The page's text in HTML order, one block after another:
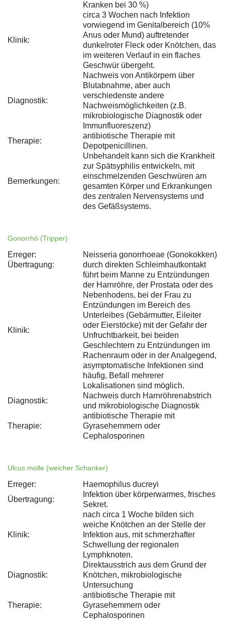
Kranken bei 30 %)
Klinik:
circa 3 Wochen nach Infektion
vorwiegend im Genitalbereich (10%
Anus oder Mund) auftretender
dunkelroter Fleck oder Knötchen, das
im weiteren Verlauf in ein flaches
Geschwür übergeht.
Diagnostik:
Nachweis von Antikörpern über
Blutabnahme, aber auch
verschiedenste andere
Nachweismöglichkeiten (z.B.
mikrobiologische Diagnostik oder
Immunfluoreszenz)
Therapie:
antibiotische Therapie mit
Depotpenicillinen.
Bemerkungen:
Unbehandelt kann sich die Krankheit
zur Spätsyphilis entwickeln, mit
einschmelzenden Geschwüren am
gesamten Körper und Erkrankungen
des zentralen Nervensystems und
des Gefäßsystems.
Gonorrhö (Tripper)
Erreger:
Neisseria gonorrhoeae (Gonokokken)
Übertragung:
durch direkten Schleimhautkontakt
Klinik:
führt beim Manne zu Entzündungen
der Harnröhre, der Prostata oder des
Nebenhodens, bei der Frau zu
Entzündungen im Bereich des
Unterleibes (Gebärmutter, Eileiter
oder Eierstöcke) mit der Gefahr der
Unfruchtbarkeit, bei beiden
Geschlechtern zu Entzündungen im
Rachenraum oder in der Analgegend,
asymptomatische Infektionen sind
häufig, Befall mehrerer
Lokalisationen sind möglich.
Diagnostik:
Nachweis durch Harnröhrenabstrich
und mikrobiologische Diagnostik
Therapie:
antibiotische Therapie mit
Gyrasehemmern oder
Cephalosporinen
Ulcus molle (weicher Schanker)
Erreger:
Haemophilus ducreyi
Übertragung:
Infektion über körperwarmes, frisches
Sekret.
Klinik:
nach circa 1 Woche bilden sich
weiche Knötchen an der Stelle der
Infektion aus, mit schmerzhafter
Schwellung der regionalen
Lymphknoten.
Diagnostik:
Direktausstrich aus dem Grund der
Knötchen, mikrobiologische
Untersuchung
Therapie:
antibiotische Therapie mit
Gyrasehemmern oder
Cephalosporinen